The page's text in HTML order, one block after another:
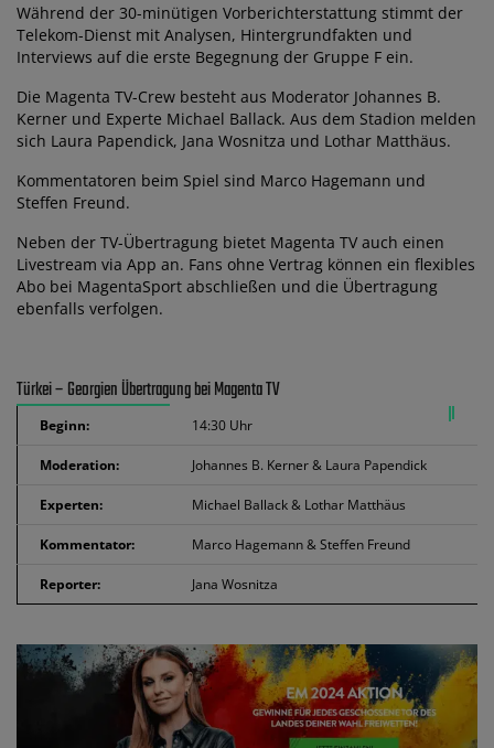
Während der 30-minütigen Vorberichterstattung stimmt der
Telekom-Dienst mit Analysen, Hintergrundfakten und
Interviews auf die erste Begegnung der Gruppe F ein.
Die Magenta TV-Crew besteht aus Moderator Johannes B.
Kerner und Experte Michael Ballack. Aus dem Stadion melden
sich Laura Papendick, Jana Wosnitza und Lothar Matthäus.
Kommentatoren beim Spiel sind Marco Hagemann und
Steffen Freund.
Neben der TV-Übertragung bietet Magenta TV auch einen
Livestream via App an. Fans ohne Vertrag können ein flexibles
Abo bei MagentaSport abschließen und die Übertragung
ebenfalls verfolgen.
Türkei – Georgien Übertragung bei Magenta TV
Beginn: 14:30 Uhr
Moderation: Johannes B. Kerner & Laura Papendick
Experten: Michael Ballack & Lothar Matthäus
Kommentator: Marco Hagemann & Steffen Freund
Reporter: Jana Wosnitza